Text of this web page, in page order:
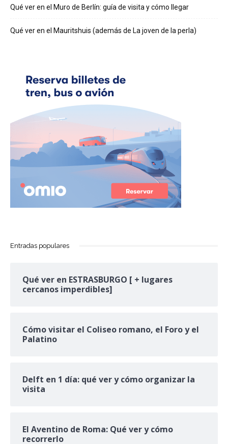
Qué ver en el Muro de Berlín: guía de visita y cómo llegar
Qué ver en el Mauritshuis (además de La joven de la perla)
Entradas populares
Qué ver en ESTRASBURGO [ + lugares
cercanos imperdibles]
Cómo visitar el Coliseo romano, el Foro y el
Palatino
Delft en 1 día: qué ver y cómo organizar la
visita
El Aventino de Roma: Qué ver y cómo
recorrerlo